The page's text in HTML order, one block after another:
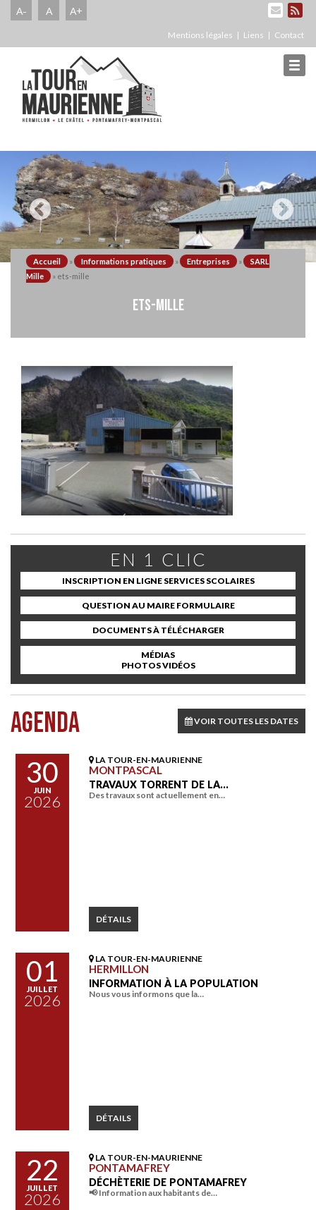
A- A A+
Mentions légales Liens Contact
Accueil » Informations pratiques » Entreprises »
SARL
Mille
» ets-mille
ETS-MILLE
EN 1 CLIC
INSCRIPTION EN LIGNE SERVICES SCOLAIRES
QUESTION AU MAIRE FORMULAIRE
DOCUMENTS À TÉLÉCHARGER
MÉDIAS
PHOTOS VIDÉOS
AGENDA VOIR TOUTES LES DATES
30
JUIN
2026
LA TOUR-EN-MAURIENNE
MONTPASCAL
TRAVAUX TORRENT DE LA…
Des travaux sont actuellement en…
DÉTAILS
01
JUILLET
2026
LA TOUR-EN-MAURIENNE
HERMILLON
INFORMATION À LA POPULATION
Nous vous informons que la…
DÉTAILS
22
JUILLET
2026
LA TOUR-EN-MAURIENNE
PONTAMAFREY
DÉCHÈTERIE DE PONTAMAFREY
📢 Information aux habitants de…